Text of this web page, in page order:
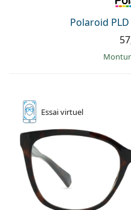
Polaroid
Essaivirtuel